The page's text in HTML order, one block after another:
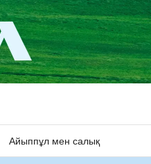
Айыппұл мен салық